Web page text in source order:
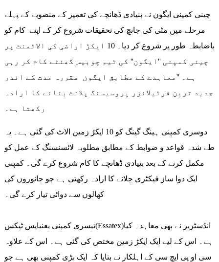
چینی کمپنی ایگون نے بنیادی ڈھانچے کی تعمیر کے منصوبے کے پہلے
مرحلے میں مٹی کی جانچ کی تحقیقات شروع کر کے اپنے کام کو
باضابطہ طور پر شروع کر دیا۔ 10 ایکڑ اراضی کی الاٹمنٹ پر
چینی کمپنی ''ایگون'' کی ٹیم چوبیس گھنٹے کام کر رہی
ہے۔ ''معاہدے کے مطابق ایگون مقررہ مدت کے اندر
جدید ترین فرٹیلائزر پروسیسنگ پلانٹ بنانے کا ارادہ
دوسری کمپنی ہینگ گینگ کو 10 ایکڑ زمین الاٹ کی گئی ہے۔ یہ
طے شدہ قواعد و ضوابط کے مطابق مطلوبہ لائسنسنگ کے عمل کو
مکمل کرنے کے بعد بنیادی ڈھانچے کا کام شروع کرے گی۔ کمپنی
ایک دوا ساز فیکٹری چلانے کا ارادہ رکھتی ہے جو جانوروں کی
کھالوں سے دوائی تیار کرے گی۔
تیسری کمپنی یعنیایس ٹیکس(Essatex)انڈسٹریز نے بھی معاہدہ کیا
ہے۔ اس کے لیے ایک ایکڑ زمین مختص کی گئی ہے۔ اس کے علاوہ
سی او پی ایچ سی کے اہلکار نے بتایا کہ ایک بڑی کمپنی بھی ہے جو